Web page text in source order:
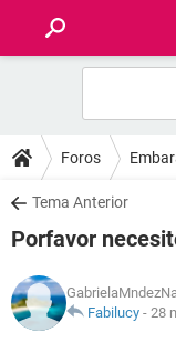
FOROS
SALUD
NUTRICIÓN
Foros
Tema Anterior
Porfavor
Fabilucy - 28